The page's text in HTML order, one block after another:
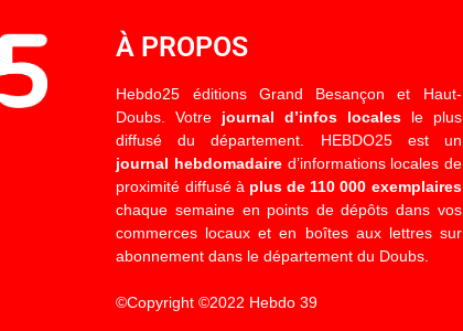
À PROPOS
Hebdo25 éditions Grand Besançon et Haut-
Doubs. Votre journal d’infos localesle plus
diffusé du département. HEBDO25 est un
journal hebdomadaired’informations locales de
proximité diffusé à plus de 110 000 exemplaires
chaque semaine en points de dépôts dans vos
commerces locaux et en boîtes aux lettres sur
abonnement dans le département du Doubs.
©Copyright ©2022 Hebdo 39